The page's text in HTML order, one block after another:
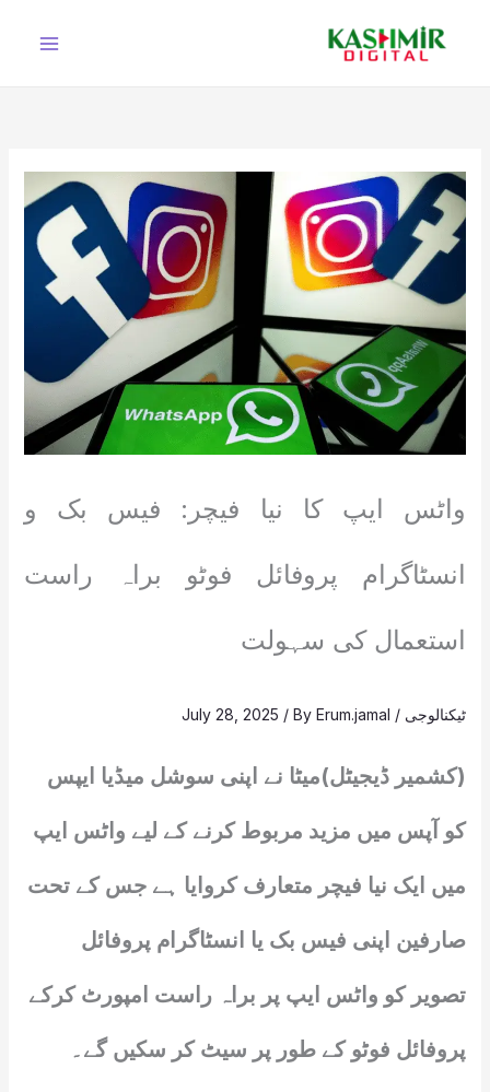
واٹس ایپ کا نیا فیچر: فیس بک و
انسٹاگرام پروفائل فوٹو براہ راست
استعمال کی سہولت
ٹیکنالوجی /
July 28, 2025 / ByErum.jamal
(کشمیر ڈیجیٹل)میٹا نے اپنی سوشل میڈیا ایپس
کو آپس میں مزید مربوط کرنے کے لیے واٹس ایپ
میں ایک نیا فیچر متعارف کروایا ہے جس کے تحت
صارفین اپنی فیس بک یا انسٹاگرام پروفائل
تصویر کو واٹس ایپ پر براہ راست امپورٹ کرکے
پروفائل فوٹو کے طور پر سیٹ کر سکیں گے۔